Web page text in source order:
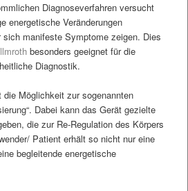
Diagnoseverfahren versucht
energetische Veränderungen
manifeste Symptome zeigen. Dies
besonders geeignet für die
Diagnostik.
Möglichkeit zur sogenannten
Dabei kann das Gerät gezielte
die zur Re-Regulation des Körpers
Patient erhält so nicht nur eine
begleitende energetische